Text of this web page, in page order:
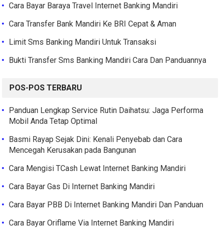
Cara Bayar Baraya Travel Internet Banking Mandiri
Cara Transfer Bank Mandiri Ke BRI Cepat & Aman
Limit Sms Banking Mandiri Untuk Transaksi
Bukti Transfer Sms Banking Mandiri Cara Dan Panduannya
POS-POS TERBARU
Panduan Lengkap Service Rutin Daihatsu: Jaga Performa
Mobil Anda Tetap Optimal
Basmi Rayap Sejak Dini: Kenali Penyebab dan Cara
Mencegah Kerusakan pada Bangunan
Cara Mengisi TCash Lewat Internet Banking Mandiri
Cara Bayar Gas Di Internet Banking Mandiri
Cara Bayar PBB Di Internet Banking Mandiri Dan Panduan
Cara Bayar Oriflame Via Internet Banking Mandiri